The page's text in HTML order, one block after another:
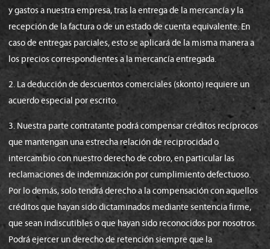
y gastos a nuestra empresa, tras la entrega de la mercancía y la
recepción de la factura o de un estado de cuenta equivalente. En
caso de entregas parciales, esto se aplicará de la misma manera a
los precios correspondientes a la mercancía entregada.
2. La deducción de descuentos comerciales (skonto) requiere un
acuerdo especial por escrito.
3. Nuestra parte contratante podrá compensar créditos recíprocos
que mantengan una estrecha relación de reciprocidad o
intercambio con nuestro derecho de cobro, en particular las
reclamaciones de indemnización por cumplimiento defectuoso.
Por lo demás, solo tendrá derecho a la compensación con aquellos
créditos que hayan sido dictaminados mediante sentencia firme,
que sean indiscutibles o que hayan sido reconocidos por nosotros.
Podrá ejercer un derecho de retención siempre que la